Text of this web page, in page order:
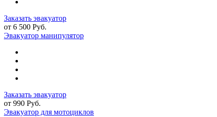
Заказать эвакуатор
от 6 500 Руб.
Эвакуатор манипулятор
Заказать эвакуатор
от 990 Руб.
Эвакуатор для мотоциклов